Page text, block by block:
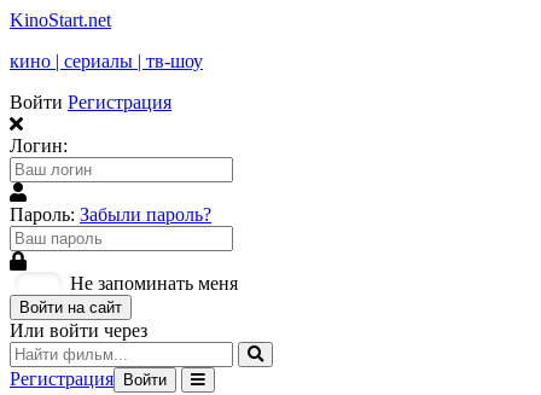
KinoStart.net
кино | сериалы | тв-шоу
Войти Регистрация
Логин:
Пароль: Забыли пароль?
Не запоминать меня
Войти на сайт
Или войти через
Регистрация Войти